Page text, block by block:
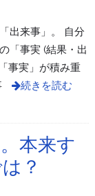
出来事」。 自分
「事実 (結果・出
事実」が積み重
続きを読む
本来す
？